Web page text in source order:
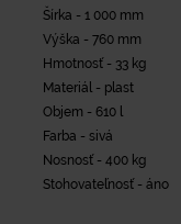
Šírka - 1 000 mm
Výška - 760 mm
Hmotnosť - 33 kg
Materiál - plast
Objem - 610 l
Farba - sivá
Nosnosť - 400 kg
Stohovateľnosť - áno